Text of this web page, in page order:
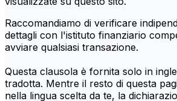
Raccomandiamo di verificare
dettagli con l'istituto finanziario
avviare qualsiasi transazione.
Questa clausola è fornita solo in
tradotta. Mentre il resto di questa
nella lingua scelta da te, la